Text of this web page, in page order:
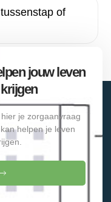
of
jouw leven
je zorgaanvraag
helpen je leven